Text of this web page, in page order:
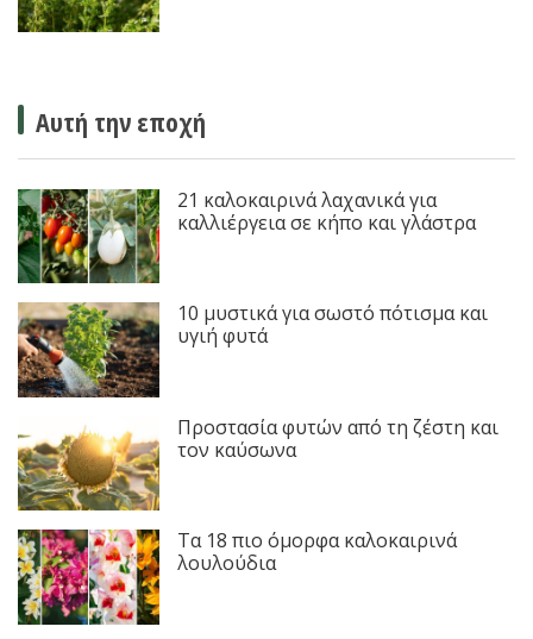
Αυτή την εποχή
21 καλοκαιρινά λαχανικά για
καλλιέργεια σε κήπο και γλάστρα
10 μυστικά για σωστό πότισμα και
υγιή φυτά
Προστασία φυτών από τη ζέστη και
τον καύσωνα
Τα 18 πιο όμορφα καλοκαιρινά
λουλούδια